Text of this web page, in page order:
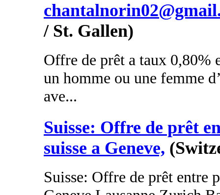
/ St. Gallen)
Offre de prêt a taux 0,80%
un homme ou une femme
ave...
Suisse: Offre de prêt
suisse a Geneve,
Suisse: Offre de prêt entre